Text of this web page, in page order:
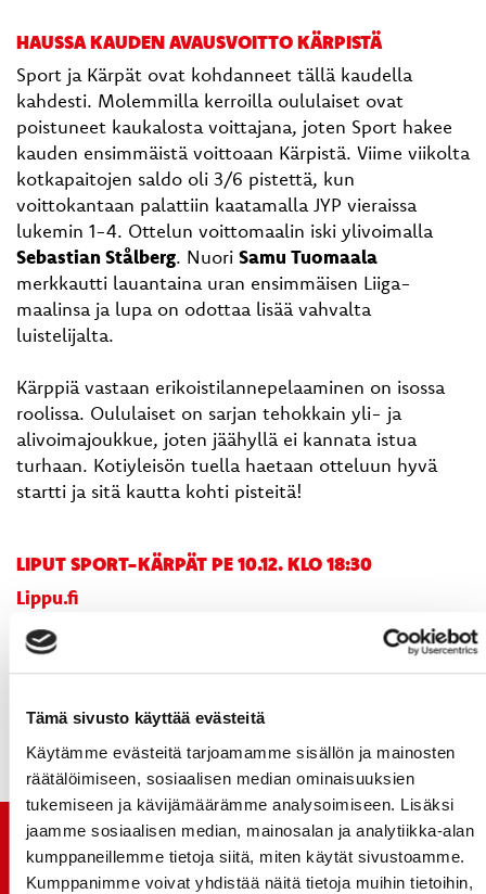
Tämä sivusto käyttää evästeitä
Käytämme evästeitä tarjoamamme sisällön ja mainosten
räätälöimiseen, sosiaalisen median ominaisuuksien
tukemiseen ja kävijämäärämme analysoimiseen. Lisäksi
jaamme sosiaalisen median, mainosalan ja analytiikka-alan
kumppaneillemme tietoja siitä, miten käytät sivustoamme.
Kumppanimme voivat yhdistää näitä tietoja muihin tietoihin,
HAUSSA KAUDEN AVAUSVOITTO KÄRPISTÄ
Sport ja Kärpät ovat kohdanneet tällä kaudella
kahdesti. Molemmilla kerroilla oululaiset ovat
poistuneet kaukalosta voittajana, joten Sport hakee
kauden ensimmäistä voittoaan Kärpistä. Viime viikolta
kotkapaitojen saldo oli 3/6 pistettä, kun
voittokantaan palattiin kaatamalla JYP vieraissa
lukemin 1-4. Ottelun voittomaalin iski ylivoimalla
Sebastian Stålberg. Nuori Samu Tuomaala
merkkautti lauantaina uran ensimmäisen Liiga-
maalinsa ja lupa on odottaa lisää vahvalta
luistelijalta.
Kärppiä vastaan erikoistilannepelaaminen on isossa
roolissa. Oululaiset on sarjan tehokkain yli- ja
alivoimajoukkue, joten jäähyllä ei kannata istua
turhaan. Kotiyleisön tuella haetaan otteluun hyvä
startti ja sitä kautta kohti pisteitä!
LIPUT SPORT-KÄRPÄT PE 10.12. KLO 18:30
Lippu.fi
Vaasan Sähkö Areenan lounasravintola ti-pe 10:30-
13:30
R-kioskit kautta maan
TUOREIMMAT UUTISET